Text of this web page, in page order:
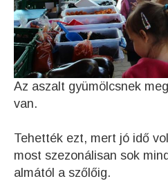
Az aszalt gyümölcsnek
van.
Tehették ezt, mert jó idő
most szezonálisan sok
almától a szőlőig.